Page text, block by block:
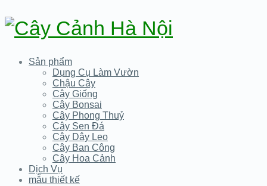
Sản phẩm
Dụng Cụ Làm Vườn
Chậu Cây
Cây Giống
Cây Bonsai
Cây Phong Thuỷ
Cây Sen Đá
Cây Dây Leo
Cây Ban Công
Cây Hoa Cảnh
Dịch Vụ
mẫu thiết kế